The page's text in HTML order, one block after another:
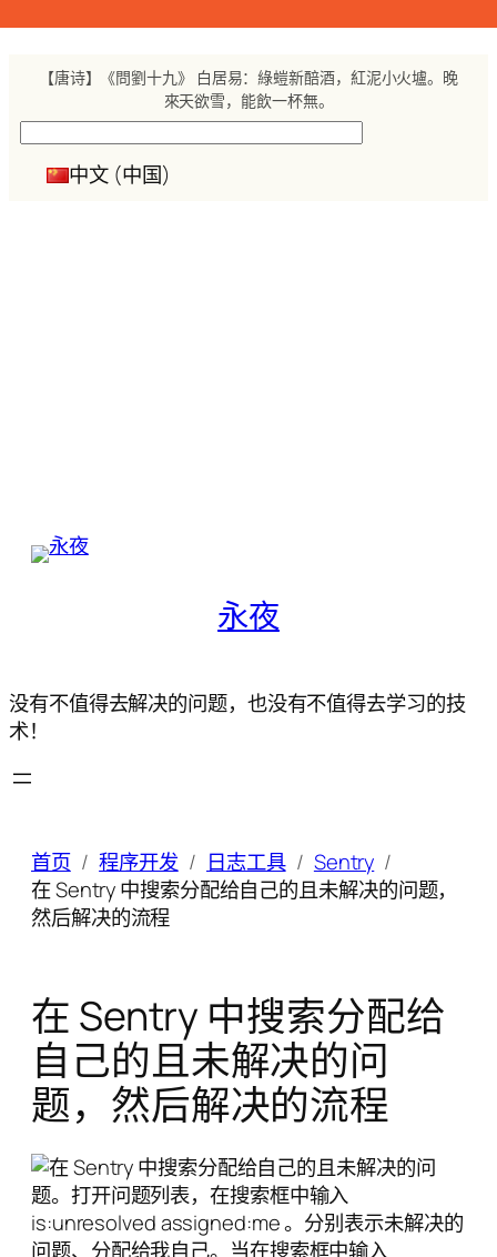
跳
【唐诗】《問劉十九》 白居易：綠螘新醅酒，紅泥小火壚。晚
來天欲雪，能飲一杯無。
中文 (中国)
永夜
没有不值得去解决的问题，也没有不值得去学习的技
术！
首页 程序开发 日志工具
Sentry
在 Sentry 中搜索分配给自己的且未解决的问题，
然后解决的流程
在 Sentry 中搜索分配给
自己的且未解决的问
题，然后解决的流程